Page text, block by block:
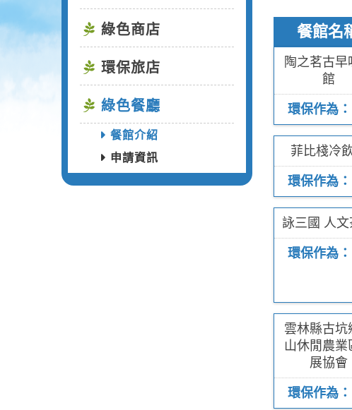
綠色商店
環保旅店
綠色餐廳
餐館介紹
申請資訊
餐館名
陶之茗古早
館
環保作為：
菲比棧冷
環保作為：
詠三國 人文
環保作為：
雲林縣古坑
山休閒農業
展協會
環保作為：